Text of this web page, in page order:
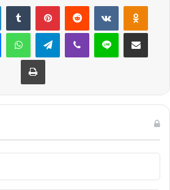
LinkedInTumblr PinterestReddit VKontakte
MessengerWhatsAppTelegramViber Line E-Posta ile
Yazdır